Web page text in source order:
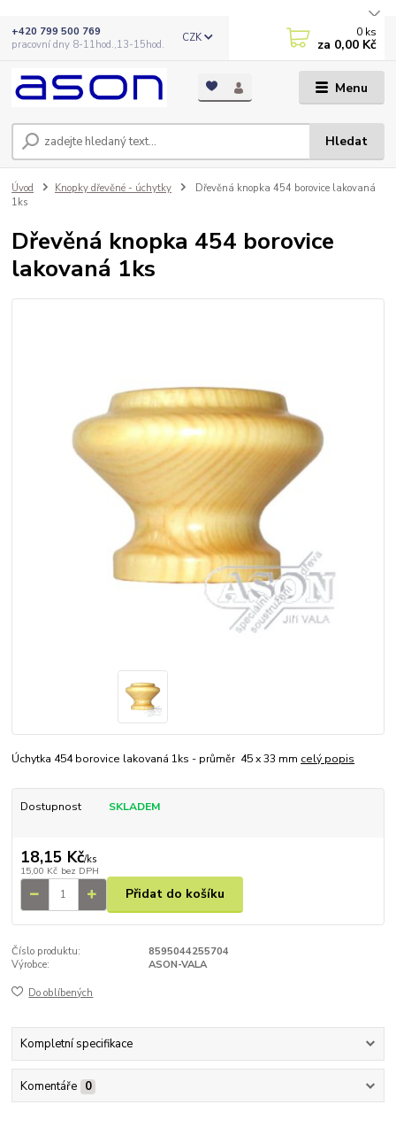
Menu
CZK
Hledat
+420 799 500 769
pracovní dny 8-11hod.,13-15hod.
0 ks
za 0,00 Kč
Úvod Knopky dřevěné - úchytky
Dřevěná knopka 454 borovice lakovaná
1ks
Dřevěná knopka 454 borovice
lakovaná 1ks
Úchytka 454 borovice lakovaná 1ks - průměr 45 x 33 mm celý popis
Dostupnost SKLADEM
18,15 Kč/ks
15,00 Kč bez DPH
Přidat do košíku
Číslo produktu:
8595044255704
Výrobce:
ASON-VALA
Do oblíbených
Kompletní specifikace
Komentáře 0